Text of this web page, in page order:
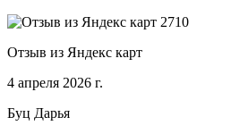
Отзыв из Яндекс карт
4 апреля 2026 г.
Буц Дарья